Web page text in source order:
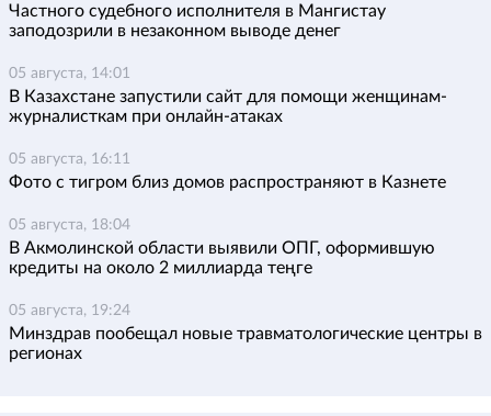
Частного судебного исполнителя в Мангистау
заподозрили в незаконном выводе денег
05 августа, 14:01
В Казахстане запустили сайт для помощи женщинам-
журналисткам при онлайн-атаках
05 августа, 16:11
Фото с тигром близ домов распространяют в Казнете
05 августа, 18:04
В Акмолинской области выявили ОПГ, оформившую
кредиты на около 2 миллиарда теңге
05 августа, 19:24
Минздрав пообещал новые травматологические центры в
регионах